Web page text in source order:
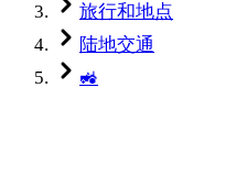
旅行和地点
陆地交通
🚜